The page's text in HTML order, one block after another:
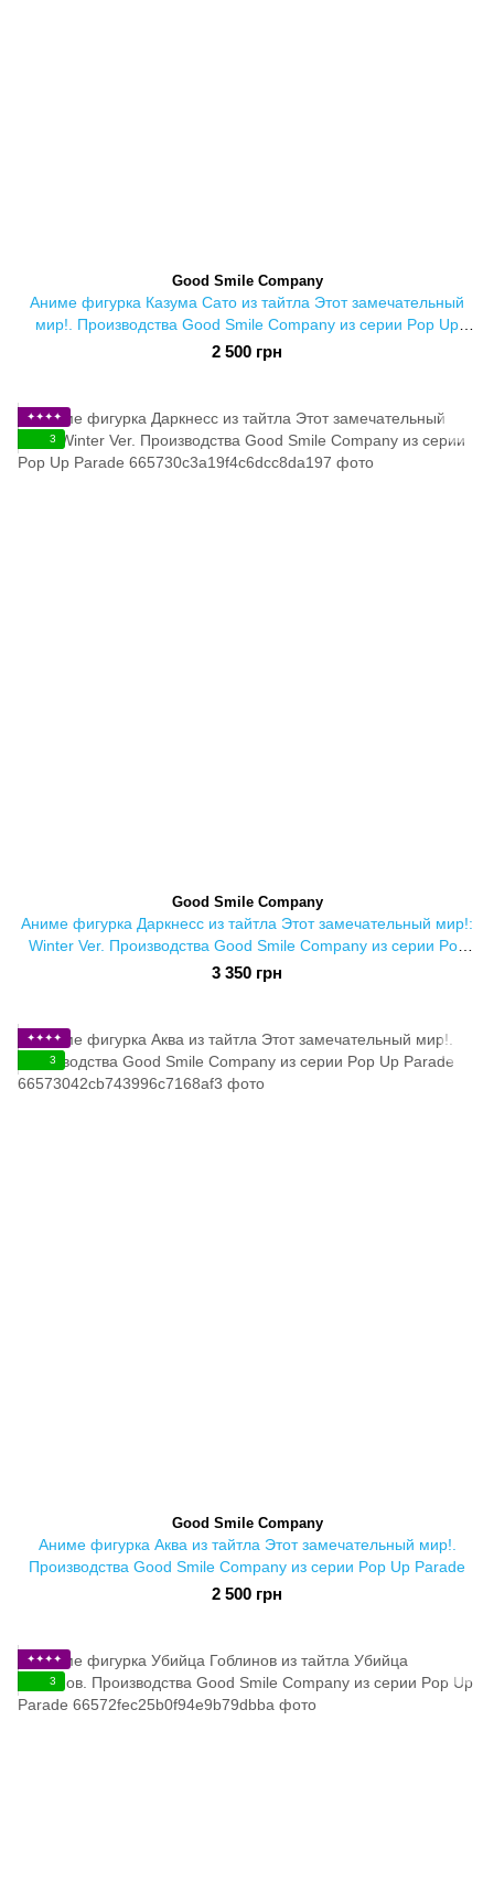
Good Smile Company
Аниме фигурка Казума Сато из тайтла Этот замечательный
мир!. Производства Good Smile Company из серии Pop Up
Parade
2 500 грн
✦✦✦✦
3
Good Smile Company
Аниме фигурка Даркнесс из тайтла Этот замечательный мир!:
Winter Ver. Производства Good Smile Company из серии Pop
Up Parade
3 350 грн
✦✦✦✦
3
Good Smile Company
Аниме фигурка Аква из тайтла Этот замечательный мир!.
Производства Good Smile Company из серии Pop Up Parade
2 500 грн
✦✦✦✦
3